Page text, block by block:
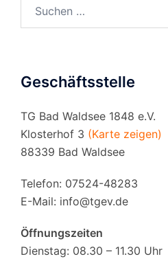
Geschäftsstelle
TG Bad Waldsee 1848 e.V.
Klosterhof 3 (Karte zeigen)
88339 Bad Waldsee
Telefon: 07524-48283
E-Mail: info@tgev.de
Öffnungszeiten
Dienstag: 08.30 – 11.30 Uhr